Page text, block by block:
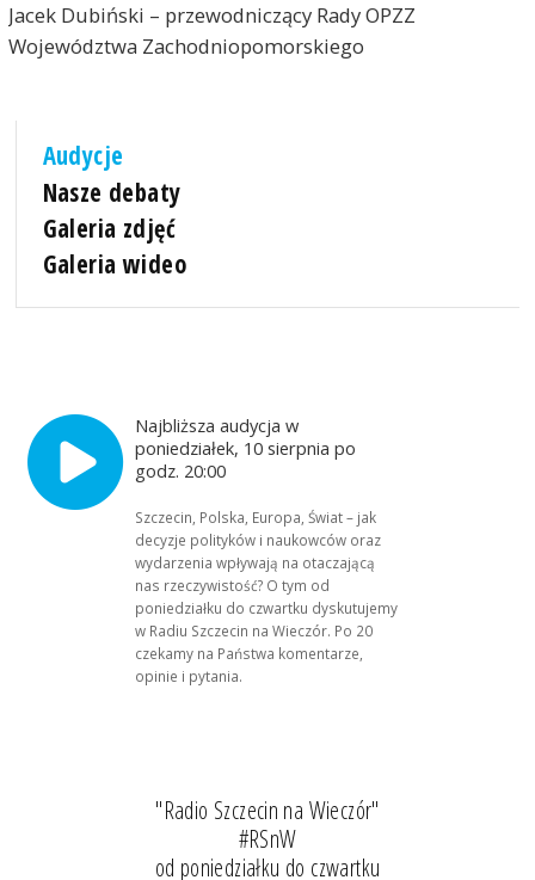
Jacek Dubiński – przewodniczący Rady OPZZ
Województwa Zachodniopomorskiego
Audycje
Nasze debaty
Galeria zdjęć
Galeria wideo
Najbliższa audycja w
poniedziałek, 10 sierpnia po
godz. 20:00
Szczecin, Polska, Europa, Świat – jak
decyzje polityków i naukowców oraz
wydarzenia wpływają na otaczającą
nas rzeczywistość? O tym od
poniedziałku do czwartku dyskutujemy
w Radiu Szczecin na Wieczór. Po 20
czekamy na Państwa komentarze,
opinie i pytania.
"Radio Szczecin na Wieczór"
#RSnW
od poniedziałku do czwartku